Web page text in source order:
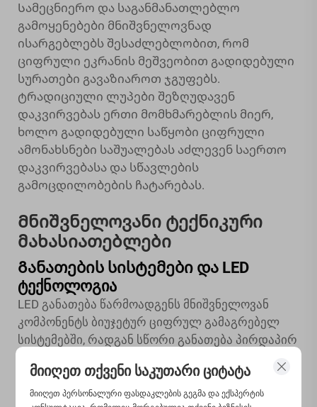
Სამეცნიერო და საგანმანათლებლო
გამოყენებები მნიშვნელოვნად
ისარგებლებს შესაძლებლობით, რომ
ციფრული ეკრანის მეშვეობით გადიდებული
სურათები გავაზიაროთ ჯგუფებს.
ტრადიციული ლუპები შეზღუდავენ
დაკვირვებას ერთი მომხმარებლის მიერ,
ხოლო გადიდებული საწყობი ციფრული
ამონახსნები საშუალებას აძლევენ საერთო
დაკვირვებასა და სწავლების
გამოცდილობების ჩატარებას.
Მნიშვნელოვანი ტექნიკური
მახასიათებლები
Განათების სისტემები და LED
ტექნოლოგია
LED განათება წარმოადგენს მნიშვნელოვან
კომპონენტს ბიუჯეტურ ციფრულ გამაგრებელ
სისტემებში, რადგან სწორი განათება პირდაპირ
გამოცდილებაზე.
LED ელემენტების მოთავსება და ხარისხი
მიიღეთ თქვენი საკუთარი ციტატა
მიიღეთ პერსონალური ფასდაკლების გეგმა და ექსპერტის